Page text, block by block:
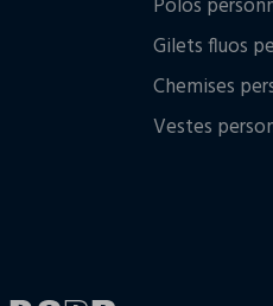
Polos
Gilets fluos
Chemises
Vestes